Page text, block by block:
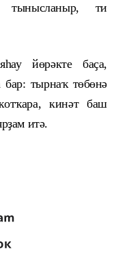
ти
йөрәкте баҫа,
тырнаҡ төбөнә
кинәт баш
итә.